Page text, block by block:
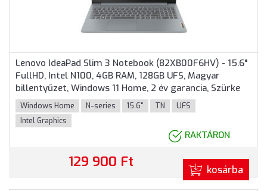
Lenovo IdeaPad Slim 3 Notebook (82XB00F6HV) - 15.6"
FullHD, Intel N100, 4GB RAM, 128GB UFS, Magyar
billentyűzet, Windows 11 Home, 2 év garancia, Szürke
színben
Windows Home N-series 15.6" TN
UFS
Intel Graphics
RAKTÁRON
129 900 Ft kosárba